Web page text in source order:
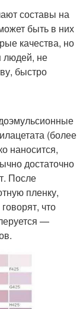
составы на
быть в них
качества, но
людей, не
быстро
(более
наносится,
достаточно
После
пленку,
что
—